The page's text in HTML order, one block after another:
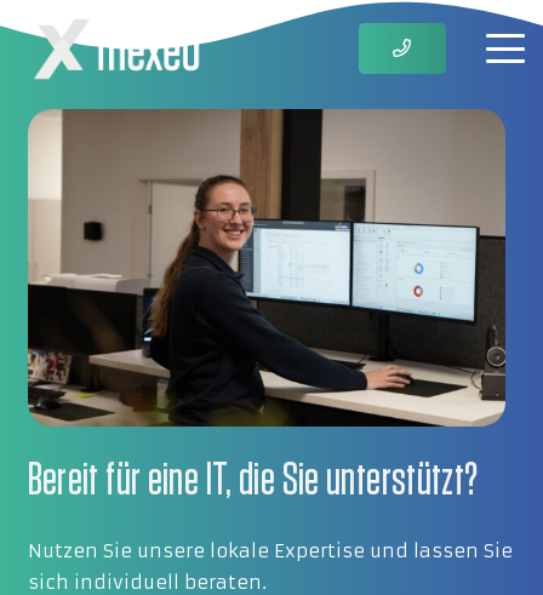
Bereit für eine IT, die Sie unterstützt?
Nutzen Sie unsere lokale Expertise und lassen Sie
sich individuell beraten.